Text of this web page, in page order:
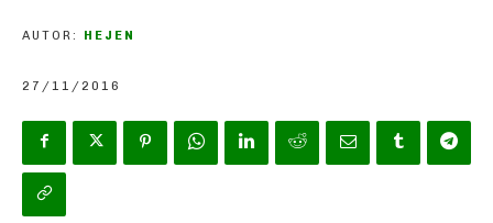
AUTOR: HEJEN
27/11/2016